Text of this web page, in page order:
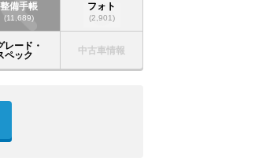
整備手帳
(11,689)
フォト
(2,901)
レード・
ペック
中古車情報